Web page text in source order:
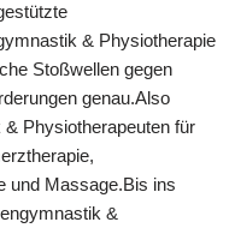
& Physiotherapie
Stoßwellen gegen
genau.Also
Physiotherapeuten für
und Massage.Bis ins
&